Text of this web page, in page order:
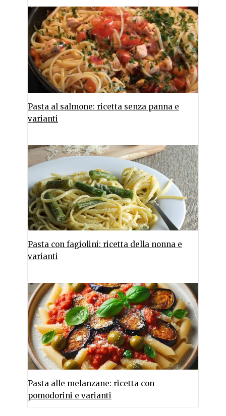
Pasta al salmone: ricetta senza panna e
varianti
Pasta con fagiolini: ricetta della nonna e
varianti
Pasta alle melanzane: ricetta con
pomodorini e varianti